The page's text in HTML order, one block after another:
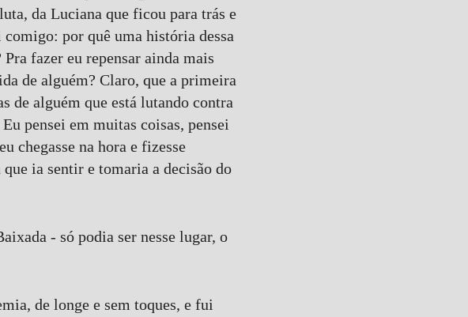
da Luciana que ficou para trás e
comigo: por quê uma história dessa
fazer eu repensar ainda mais
de alguém? Claro, que a primeira
de alguém que está lutando contra
pensei em muitas coisas, pensei
chegasse na hora e fizesse
ia sentir e tomaria a decisão do
- só podia ser nesse lugar, o
de longe e sem toques, e fui